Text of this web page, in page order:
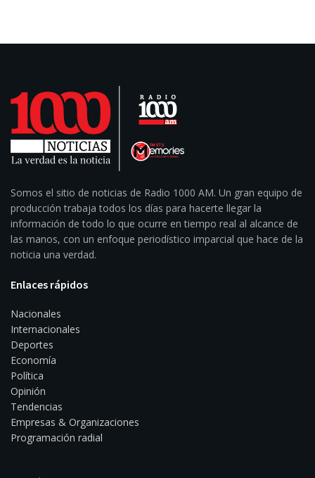
Somos el sitio de noticias de Radio 1000 AM. Un gran equipo de
producción trabaja todos los días para hacerte llegar la
información de todo lo que ocurre en tiempo real al alcance de
las manos, con un enfoque periodístico imparcial que hace de la
noticia una verdad.
Enlaces rápidos
Nacionales
Internacionales
Deportes
Economía
Política
Opinión
Tendencias
Empresas & Organizaciones
Programación radial